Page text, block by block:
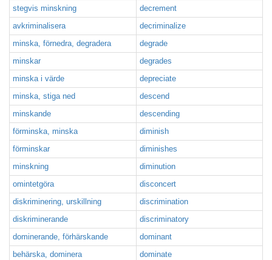
stegvis minskning
decrement
avkriminalisera
decriminalize
minska, förnedra, degradera
degrade
minskar
degrades
minska i värde
depreciate
minska, stiga ned
descend
minskande
descending
förminska, minska
diminish
förminskar
diminishes
minskning
diminution
omintetgöra
disconcert
diskriminering, urskillning
discrimination
diskriminerande
discriminatory
dominerande, förhärskande
dominant
behärska, dominera
dominate